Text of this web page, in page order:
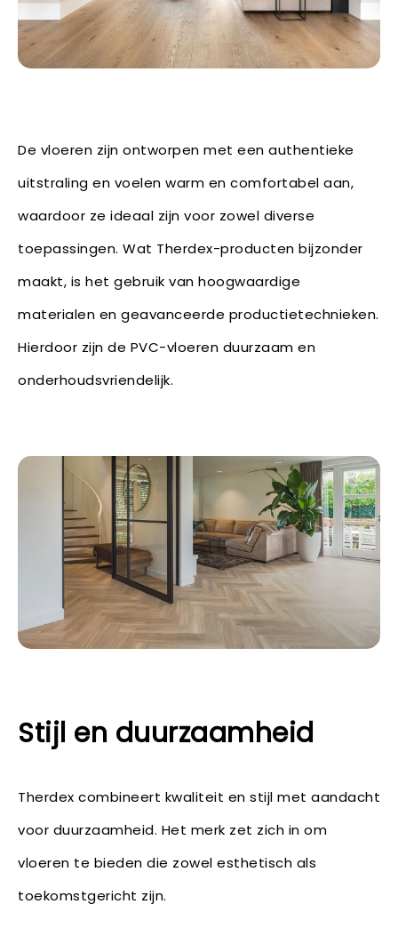
De vloeren zijn ontworpen met een authentieke
uitstraling en voelen warm en comfortabel aan,
waardoor ze ideaal zijn voor zowel diverse
toepassingen. Wat Therdex-producten bijzonder
maakt, is het gebruik van hoogwaardige
materialen en geavanceerde productietechnieken.
Hierdoor zijn de PVC-vloeren duurzaam en
onderhoudsvriendelijk.
Stijl en duurzaamheid
Therdex combineert kwaliteit en stijl met aandacht
voor duurzaamheid. Het merk zet zich in om
vloeren te bieden die zowel esthetisch als
toekomstgericht zijn.